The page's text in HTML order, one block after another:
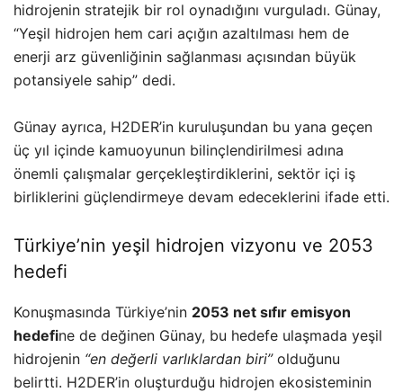
hidrojenin stratejik bir rol oynadığını vurguladı. Günay,
“Yeşil hidrojen hem cari açığın azaltılması hem de
enerji arz güvenliğinin sağlanması açısından büyük
potansiyele sahip” dedi.
Günay ayrıca, H2DER’in kuruluşundan bu yana geçen
üç yıl içinde kamuoyunun bilinçlendirilmesi adına
önemli çalışmalar gerçekleştirdiklerini, sektör içi iş
birliklerini güçlendirmeye devam edeceklerini ifade etti.
Türkiye’nin yeşil hidrojen vizyonu ve 2053
hedefi
Konuşmasında Türkiye’nin 2053 net sıfır emisyon
hedefine de değinen Günay, bu hedefe ulaşmada yeşil
hidrojenin “en değerli varlıklardan biri”olduğunu
belirtti. H2DER’in oluşturduğu hidrojen ekosisteminin